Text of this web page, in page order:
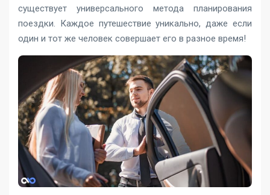
существует универсального метода планирования
поездки. Каждое путешествие уникально, даже если
один и тот же человек совершает его в разное время!